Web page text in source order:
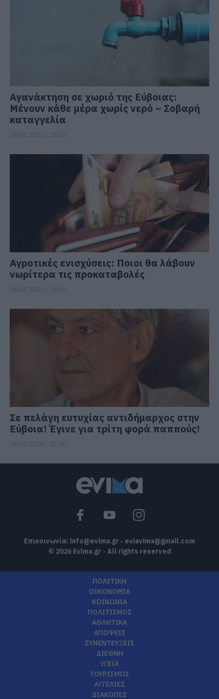
Αγανάκτηση σε χωριό της Εύβοιας:
Μένουν κάθε μέρα χωρίς νερό – Σοβαρή
καταγγελία
Αγροτικές ενισχύσεις: Ποιοι θα λάβουν
νωρίτερα τις προκαταβολές
Σε πελάγη ευτυχίας αντιδήμαρχος στην
Εύβοια! Έγινε για τρίτη φορά παππούς!
Επικοινωνία: info@evima.gr - eviavima@gmail.com
© 2026 Evima.gr - All rights reserved
ΠΟΛΙΤΙΚΗ
ΟΙΚΟΝΟΜΙΑ
ΚΟΙΝΩΝΙΑ
ΠΟΛΙΤΙΣΜΟΣ
ΑΘΛΗΤΙΚΑ
ΑΠΟΨΕΙΣ
ΣΥΝΕΝΤΕΥΞΕΙΣ
ΔΙΕΘΝΗ
ΥΓΕΙΑ
ΤΟΥΡΙΣΜΟΣ
ΑΓΓΕΛΙΕΣ
ΔΙΑΚΟΠΕΣ